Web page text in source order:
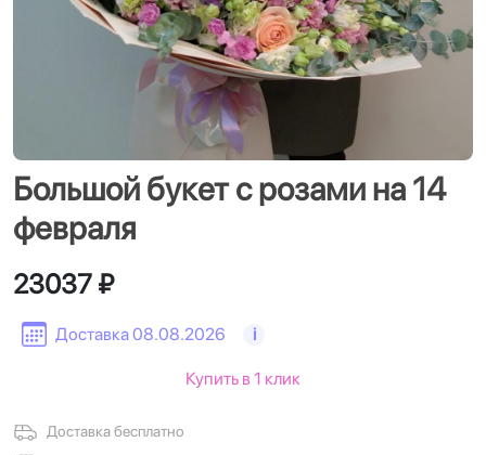
Большой букет с розами на 14
февраля
Доставка 08.08.2026 i
23037 ₽
Доставка бесплатно
Купить в 1 клик